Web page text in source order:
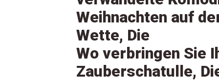
Weihnachten auf
Wette, Die
Wo verbringen Sie
Zauberschatulle,